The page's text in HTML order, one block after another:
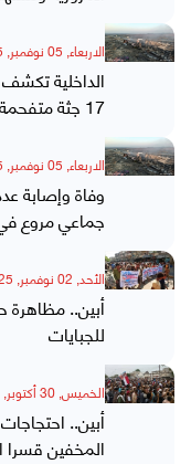
الاربعاء, 05 نوفمبر, 2025
الداخلية
17 جثة متفحمة وإصابة 7 آخرين
الاربعاء, 05 نوفمبر, 2025
وفاة وإصابة
جماعي مروع
الأحد, 02 نوفمبر, 2025
أبين.. مظاهرة
للجبايات
الخميس, 30 أكتوبر, 2025
أبين..
المخفين قسرا